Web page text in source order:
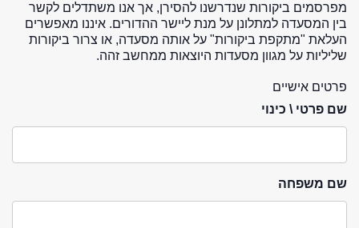
מפרסמים ביקורות שנדרשנו להסירן, אך אנו משתדלים לקשר
בין המסעדה למתלונן על מנת ליישר ההדורים. איננו מאפשרים
העלאת "מתקפת ביקורות" על אותה מסעדה, או צרור ביקורות
שליליות על מגוון מסעדות היוצאות ממחשב זהה.
פרטים אישיים
שם פרטי \ כינוי
שם משפחה